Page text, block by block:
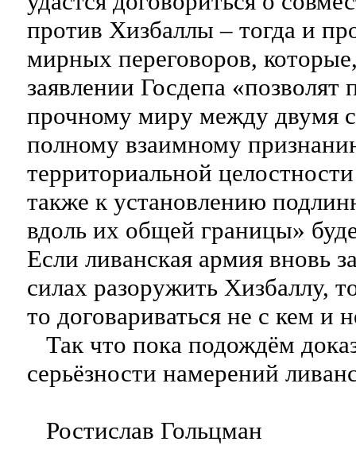
против Хизбаллы – тогда и
мирных переговоров,
заявлении Госдепа «позволят
прочному миру между двумя
полному взаимному
территориальной
также к установлению
вдоль их общей границы»
Если ливанская армия вновь
силах разоружить Хизбаллу,
то договариваться не с кем и
Так что пока подождём
серьёзности намерений
Ростислав Гольцман